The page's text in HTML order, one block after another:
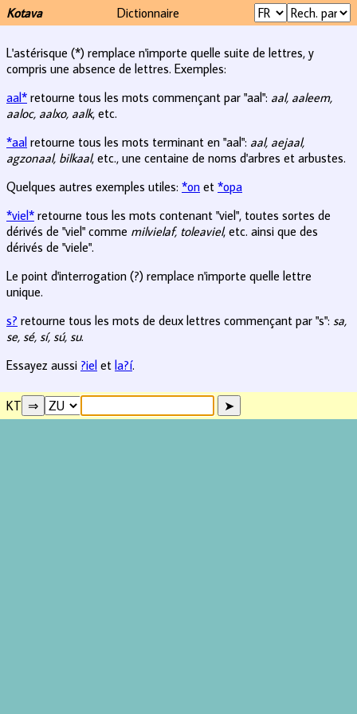
Kotava Dictionnaire
L'astérisque (*) remplace n'importe quelle suite de lettres, y
compris une absence de lettres. Exemples:
aal* retourne tous les mots commençant par "aal": aal, aaleem,
aaloc, aalxo, aalk, etc.
*aal retourne tous les mots terminant en "aal": aal, aejaal,
agzonaal, bilkaal, etc., une centaine de noms d'arbres et arbustes.
Quelques autres exemples utiles: *on et *opa
*viel* retourne tous les mots contenant "viel", toutes sortes de
dérivés de "viel" comme milvielaf, toleaviel, etc. ainsi que des
dérivés de "viele".
Le point d'interrogation (?) remplace n'importe quelle lettre
unique.
s? retourne tous les mots de deux lettres commençant par "s": sa,
se, sé, sí, sú, su.
Essayez aussi ?iel et la?í.
KT